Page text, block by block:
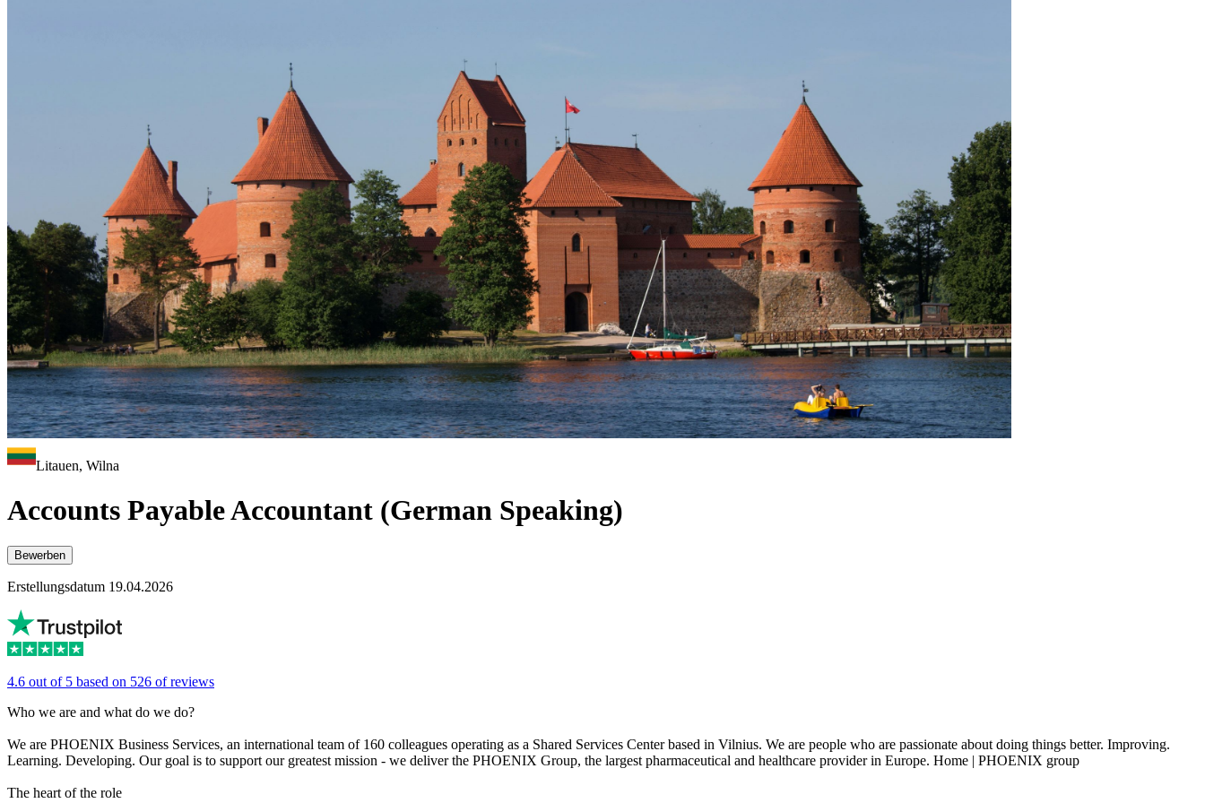
Litauen, Wilna
Accounts Payable Accountant (German Speaking)
Bewerben
Erstellungsdatum 19.04.2026
4.6 out of 5 based on 526 of reviews
Who we are and what do we do?
We are PHOENIX Business Services, an international team of 160 colleagues operating as a Shared Services Center based in Vilnius. We are people who are passionate about doing things better. Improving.
Learning. Developing. Our goal is to support our greatest mission - we deliver the PHOENIX Group, the largest pharmaceutical and healthcare provider in Europe. Home | PHOENIX group
The heart of the role